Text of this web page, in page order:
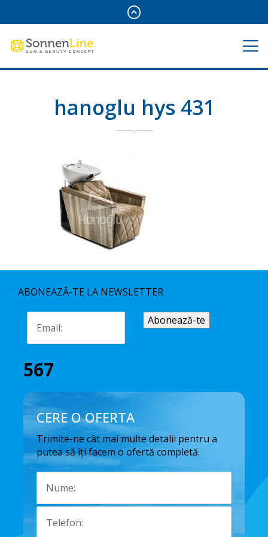
hanoglu hys 431
ABONEAZĂ-TE LA NEWSLETTER
567
CERE O OFERTA
Trimite-ne cât mai multe detalii pentru a
putea să îți facem o ofertă completă.